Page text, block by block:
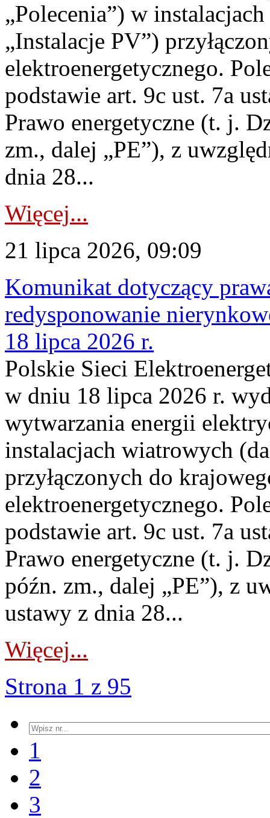
„Polecenia”) w
„Instalacje PV”)
elektroenergetycznego.
podstawie art. 9c ust. 7a
Prawo energetyczne (t. j.
zm., dalej „PE”), z
dnia 28...
Więcej...
21 lipca 2026, 09:09
Komunikat dotyczący
redysponowanie
18 lipca 2026 r.
Polskie Sieci
w dniu 18 lipca 2026 r.
wytwarzania energii
instalacjach wiatrowych
przyłączonych do
elektroenergetycznego.
podstawie art. 9c ust. 7a
Prawo energetyczne (t. j.
późn. zm., dalej „PE”), z
ustawy z dnia 28...
Więcej...
Strona 1 z 95
1
2
3